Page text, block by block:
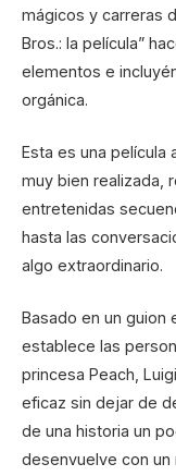
mágicos y carreras
Bros.: la película”
elementos e
orgánica.
Esta es una película
muy bien realizada,
entretenidas
hasta las
algo extraordinario.
Basado en un guion
establece las
princesa Peach,
eficaz sin dejar de
de una historia un
desenvuelve con